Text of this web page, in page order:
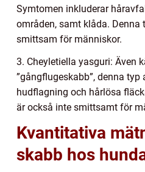
Symtomen inkluderar
områden, samt klåda. Denna
smittsam för människor.
3. Cheyletiella yasguri: Även
”gångflugeskabb”, denna
hudflagning och hårlösa
är också inte smittsamt för
Kvantitativa
skabb hos